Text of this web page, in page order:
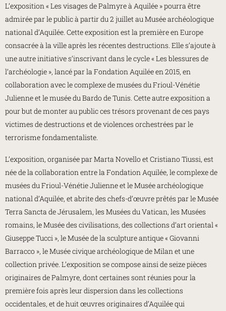
L’exposition « Les visages de Palmyre à Aquilée » pourra être
admirée par le public à partir du 2 juillet au Musée archéologique
national d’Aquilée. Cette exposition est la première en Europe
consacrée à la ville après les récentes destructions. Elle s’ajoute à
une autre initiative s’inscrivant dans le cycle « Les blessures de
l’archéologie », lancé par la Fondation Aquilée en 2015, en
collaboration avec le complexe de musées du Frioul-Vénétie
Julienne et le musée du Bardo de Tunis. Cette autre exposition a
pour but de monter au public ces trésors provenant de ces pays
victimes de destructions et de violences orchestrées par le
terrorisme fondamentaliste.
L’exposition, organisée par Marta Novello et Cristiano Tiussi, est
née de la collaboration entre la Fondation Aquilée, le complexe de
musées du Frioul-Vénétie Julienne et le Musée archéologique
national d’Aquilée, et abrite des chefs-d’œuvre prêtés par le Musée
Terra Sancta de Jérusalem, les Musées du Vatican, les Musées
romains, le Musée des civilisations, des collections d’art oriental «
Giuseppe Tucci », le Musée de la sculpture antique « Giovanni
Barracco », le Musée civique archéologique de Milan et une
collection privée. L’exposition se compose ainsi de seize pièces
originaires de Palmyre, dont certaines sont réunies pour la
première fois après leur dispersion dans les collections
occidentales, et de huit œuvres originaires d’Aquilée qui